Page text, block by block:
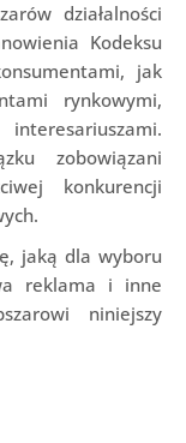
działalności
Kodeksu
jak
rynkowymi,
zobowiązani
konkurencji
jaką dla wyboru
reklama i inne
niniejszy